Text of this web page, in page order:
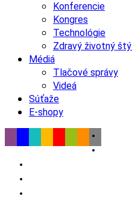
Konferencie
Kongres
Technológie
Zdravý životný štýl
Médiá
Tlačové správy
Videá
Súťaže
E-shopy